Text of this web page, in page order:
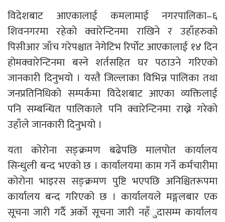
विदेशबाट आएकालाई कमलामाई नगरपालिका–६
शिवनगरमा रहेको क्वारेन्टिनमा राखिने र उहाँहरुको
पिसीआर जाँच गरेपश्चात नेगेटिभ रिर्पोट आएकालाई १४ दिन
होमक्वारेन्टिनमा बस्ने शर्तसहित घर पठाउने गरिएको
जानकारी दिनुभयो । यस्तै जिल्लाका विभिन्न पालिका तथा
जनप्रतिनिधिको सम्पर्कमा विदेशबाट आएका व्यक्तिलाई
पनि सम्बन्धित पालिकाले पनि क्वारेन्टिनमा राख्ने गरेको
उहाँले जानकारी दिनुभयो ।
यता कोरोना सङ्क्रमण बढेपछि मालपोत कार्यालय
सिन्धुली बन्द भएको छ । कार्यालयमा काम गर्ने कर्मचारीमा
कोरोना भाइरस सङ्क्रमण पुष्टि भएपछि अनिश्चितरूपमा
कार्यालय बन्द गरिएको छ । कार्यालयले मङ्गलबार एक
सूचना जारी गर्दै अर्को सूचना जारी नहँुदासम्म कार्यालय